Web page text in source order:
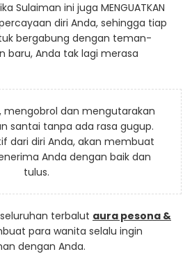
Sulaiman ini juga MENGUATKAN
diri Anda, sehingga tiap
bergabung dengan teman-
baru, Anda tak lagi merasa
mengobrol dan mengutarakan
santai tanpa ada rasa gugup.
dari diri Anda, akan membuat
Anda dengan baik dan
tulus.
terbalut aura pesona &
para wanita selalu ingin
dengan Anda.